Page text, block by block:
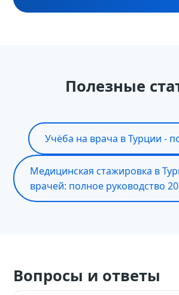
Полезные
Учёба на врача в Турции -
Медицинская стажировка в
врачей: полное руководство
Вопросы и ответы